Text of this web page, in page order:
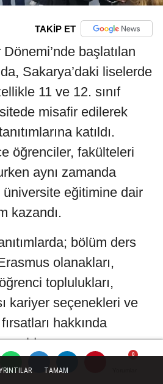
TAKİP ET
başlatılan
Sakarya’daki liselerde
11 ve 12. sınıf
misafir edilerek
katıldı.
öğrenciler, fakülteleri
aynı zamanda
üniversite eğitimine dair
kazandı.
bölüm ders
olanakları,
toplulukları,
kariyer seçenekleri ve
fırsatları hakkında
ayaklarından biri olan
TAMAM